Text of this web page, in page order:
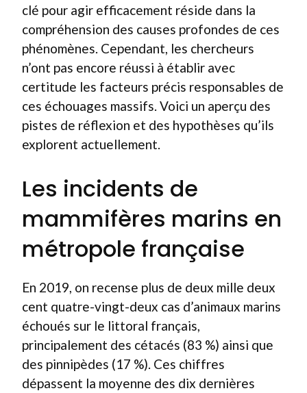
clé pour agir efficacement réside dans la
compréhension des causes profondes de ces
phénomènes. Cependant, les chercheurs
n’ont pas encore réussi à établir avec
certitude les facteurs précis responsables de
ces échouages massifs. Voici un aperçu des
pistes de réflexion et des hypothèses qu’ils
explorent actuellement.
Les incidents de
mammifères marins en
métropole française
En 2019, on recense plus de deux mille deux
cent quatre-vingt-deux cas d’animaux marins
échoués sur le littoral français,
principalement des cétacés (83 %) ainsi que
des pinnipèdes (17 %). Ces chiffres
dépassent la moyenne des dix dernières